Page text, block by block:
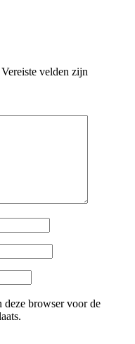
Vereiste velden zijn
deze browser voor de